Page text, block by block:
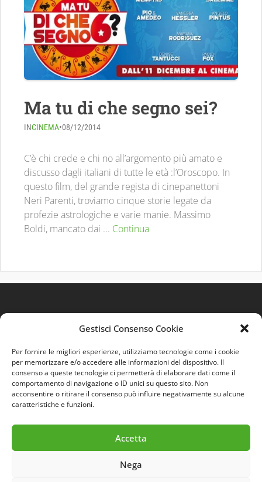
Gestisci Consenso Cookie
Per fornire le migliori esperienze, utilizziamo tecnologie come i cookie
per memorizzare e/o accedere alle informazioni del dispositivo. Il
consenso a queste tecnologie ci permetterà di elaborare dati come il
comportamento di navigazione o ID unici su questo sito. Non
acconsentire o ritirare il consenso può influire negativamente su alcune
caratteristiche e funzioni.
Accetta
Nega
Ma tu di che segno sei?
INCINEMA•08/12/2014
C’è chi crede e chi no all’argomento più amato e
discusso dagli italiani di tutte le età :l’Oroscopo. In
questo film, del grande regista di cinepanettoni
Neri Parenti, troviamo cinque storie legate da
profezie astrologiche e varie manie. Massimo
Boldi, mancato dai ... Continua
Quest'opera è distribuita con LicenzaCreative
Commons 3.0 Italia.